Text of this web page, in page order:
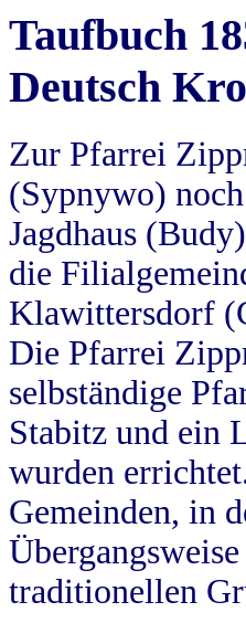
Taufbuch
Deutsch
Zur Pfarrei
(Sypnywo)
Jagdhaus
die
Klawittersdorf
Die Pfarrei
selbständige
Stabitz und ein
wurden
Gemeinden, in
traditionellen